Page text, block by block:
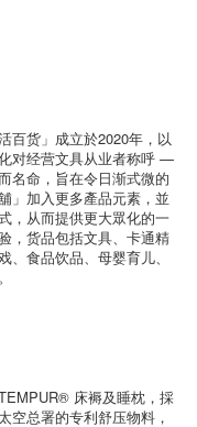
百货」成立於2020年，以
对经营文具从业者称呼 —
名命，旨在令日渐式微的
」加入更多產品元素，並
，从而提供更大眾化的一
，货品包括文具、卡通精
、食品饮品、母婴育儿、
床褥及睡枕，採
空总署的专利舒压物料，